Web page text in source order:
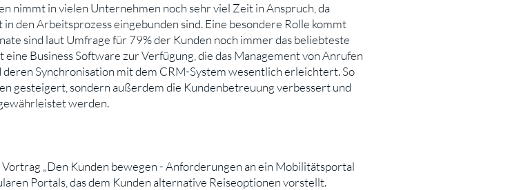
nimmt in vielen Unternehmen noch sehr viel Zeit in Anspruch, da
den Arbeitsprozess eingebunden sind. Eine besondere Rolle kommt
sind laut Umfrage für 79% der Kunden noch immer das beliebteste
Business Software zur Verfügung, die das Management von Anrufen
Synchronisation mit dem CRM-System wesentlich erleichtert. So
gesteigert, sondern außerdem die Kundenbetreuung verbessert und
werden.
„Den Kunden bewegen - Anforderungen an ein Mobilitätsportal
Portals, das dem Kunden alternative Reiseoptionen vorstellt.